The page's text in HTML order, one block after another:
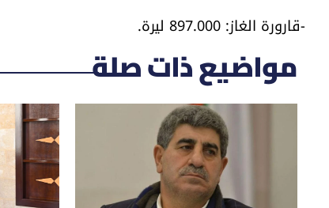
-قارورة الغاز: 897.000 ليرة.
مواضيع ذات صلة